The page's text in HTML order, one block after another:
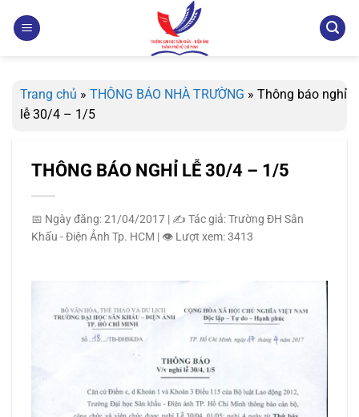
qua
Trang chủ » THÔNG BÁO NHÀ TRƯỜNG » Thông báo nghỉ
lễ 30/4 – 1/5
THÔNG BÁO NGHỈ LỄ 30/4 – 1/5
📅 Ngày đăng: 21/04/2017 | ✍️ Tác giả: Trường ĐH Sân
Khấu - Điện Ảnh Tp. HCM | 👁️ Lượt xem: 3413